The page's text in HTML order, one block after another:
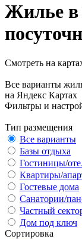
Жилье в
Смотреть на
Все варианты
на Яндекс Картах
Фильтры и
Тип размещения
Все варианты
Базы отдыха
Гостиницы/
Квартиры/
Гостевые дома
Санатории/
Частный
Дом под ключ
Сортировка